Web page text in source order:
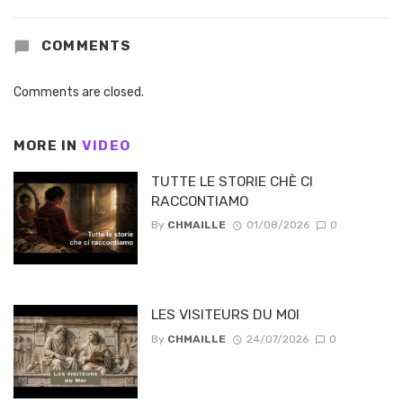
COMMENTS
Comments are closed.
MORE IN VIDEO
TUTTE LE STORIE CHÈ CI
RACCONTIAMO
By CHMAILLE 01/08/2026 0
LES VISITEURS DU MOI
By CHMAILLE 24/07/2026 0